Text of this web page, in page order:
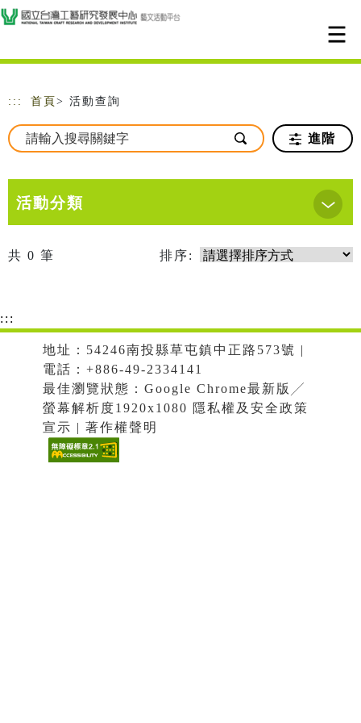
跳到主要內容
網站導覽
::: 首頁 > 活動查詢
進階
活動分類
共 0 筆 排序:
:::
地址：54246南投縣草屯鎮中正路573號 |
電話：+886-49-2334141
最佳瀏覽狀態：Google Chrome最新版╱
螢幕解析度1920x1080 隱私權及安全政策
宣示 | 著作權聲明